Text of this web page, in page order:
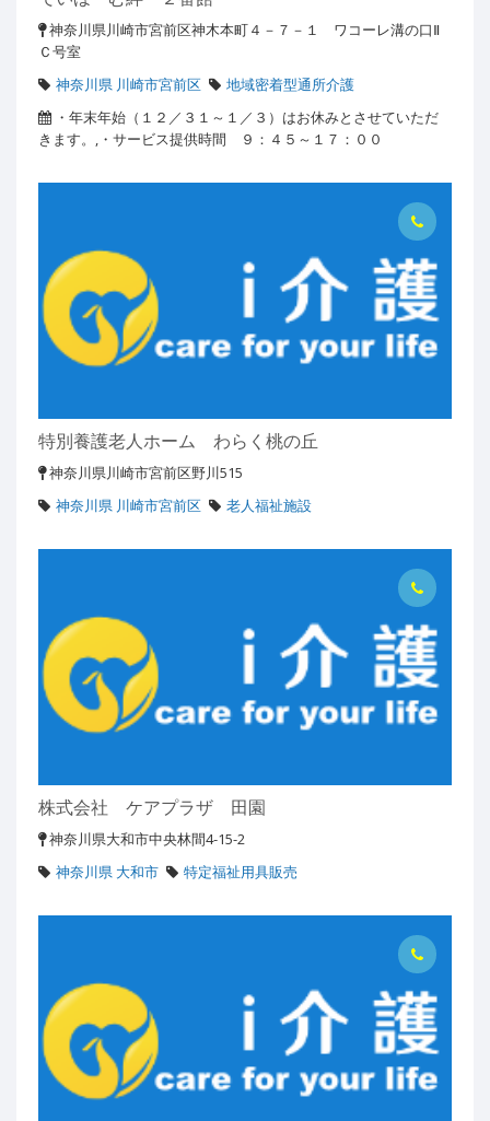
神奈川県川崎市宮前区神木本町４－７－１ ワコーレ溝の口Ⅱ
Ｃ号室
神奈川県 川崎市宮前区
地域密着型通所介護
・年末年始（１２／３１～１／３）はお休みとさせていただ
きます。,・サービス提供時間 ９：４５～１７：００
特別養護老人ホーム わらく桃の丘
神奈川県川崎市宮前区野川515
神奈川県 川崎市宮前区
老人福祉施設
株式会社 ケアプラザ 田園
神奈川県大和市中央林間4-15-2
神奈川県 大和市
特定福祉用具販売